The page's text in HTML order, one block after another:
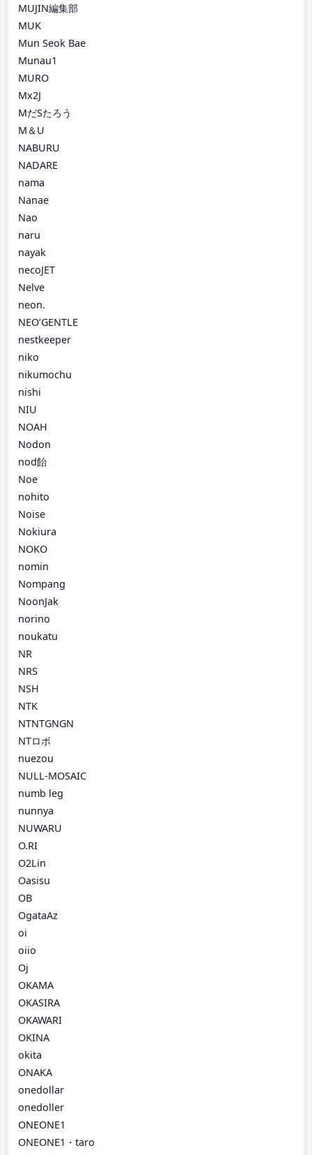
MUJIN編集部
MUK
Mun Seok Bae
Munau1
MURO
Mx2J
MだSたろう
M＆U
NABURU
NADARE
nama
Nanae
Nao
naru
nayak
necoJET
Nelve
neon.
NEO’GENTLE
nestkeeper
niko
nikumochu
nishi
NIU
NOAH
Nodon
nod飴
Noe
nohito
Noise
Nokiura
NOKO
nomin
Nompang
NoonJak
norino
noukatu
NR
NRS
NSH
NTK
NTNTGNGN
NTロボ
nuezou
NULL-MOSAIC
numb leg
nunnya
NUWARU
O.RI
O2Lin
Oasisu
OB
OgataAz
oi
oiio
Oj
OKAMA
OKASIRA
OKAWARI
OKINA
okita
ONAKA
onedollar
onedoller
ONEONE1
ONEONE1・taro